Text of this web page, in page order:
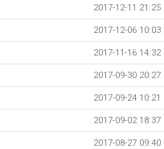
2017-12-11 21:25
2017-12-06 10:03
2017-11-16 14:32
2017-09-30 20:27
2017-09-24 10:21
2017-09-02 18:37
2017-08-27 09:40